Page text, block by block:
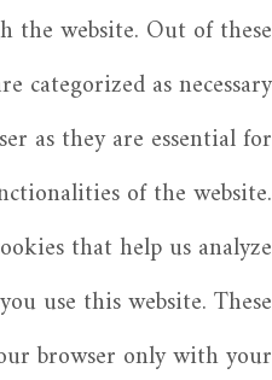
the website. Out of these
categorized as necessary
as they are essential for
of the website.
that help us analyze
use this website. These
browser only with your